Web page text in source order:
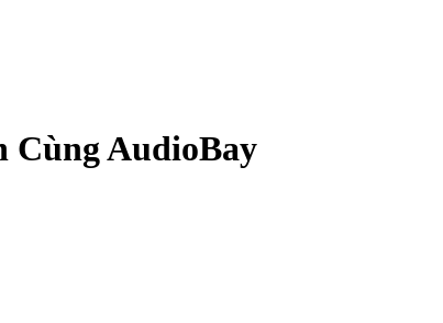
Cùng AudioBay